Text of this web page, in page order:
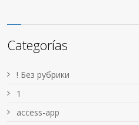
Categorías
! Без рубрики
1
access-app